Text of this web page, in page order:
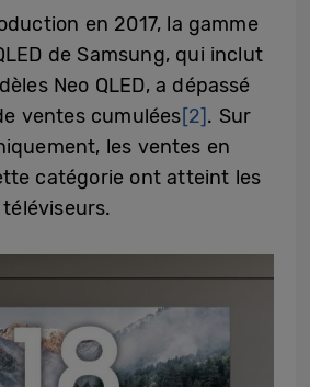
en 2017, la gamme
de Samsung, qui inclut
Neo QLED, a dépassé
ventes cumulées[2]. Sur
les ventes en
catégorie ont atteint les